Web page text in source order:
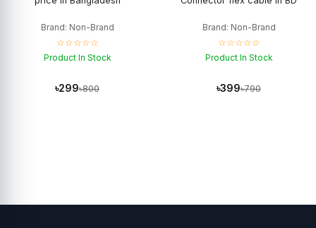
Brand: Non-Brand
☆☆☆☆☆
Product In Stock
৳299৳800
Brand: Non-Brand
☆☆☆☆☆
Product In Stock
৳399৳790